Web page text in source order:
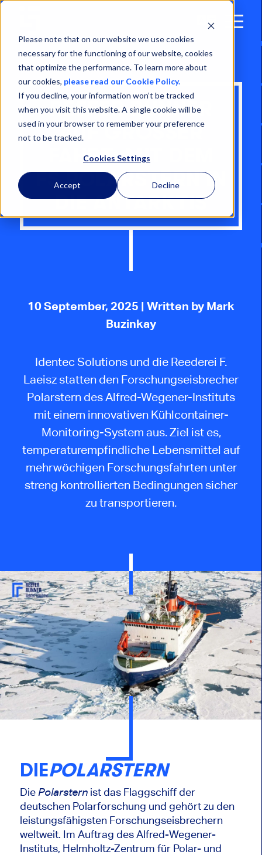
Please note that on our website we use cookies
necessary for the functioning of our website, cookies
that optimize the performance. To learn more about
our cookies, please read our Cookie Policy.
If you decline, your information won’t be tracked
when you visit this website. A single cookie will be
used in your browser to remember your preference
not to be tracked.
Cookies Settings
Accept Decline
Open
REEFER RUNNER
AUF GROSSER F
AHRT: MIT DEM F
S POLARSTERN IN D
IE ANTARKTIS
10 September, 2025 | Written by Mark
Buzinkay
Identec Solutions und die Reederei F.
Laeisz statten den Forschungseisbrecher
Polarstern des Alfred-Wegener-Instituts
mit einem innovativen Kühlcontainer-
Monitoring-System aus. Ziel ist es,
temperaturempfindliche Lebensmittel auf
mehrwöchigen Forschungsfahrten unter
streng kontrollierten Bedingungen sicher
zu transportieren.
DIEPOLARSTERN
Die Polarsternist das Flaggschiff der
deutschen Polarforschung und gehört zu den
leistungsfähigsten Forschungseisbrechern
weltweit. Im Auftrag des Alfred-Wegener-
Instituts, Helmholtz-Zentrum für Polar- und